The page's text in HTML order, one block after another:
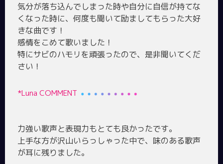
気分が落ち込んでしまった時や自分に自信が持てな
くなった時に、何度も聞いて励ましてもらった大好
きな曲です！
感情をこめて歌いました！
特にサビのハモリを頑張ったので、是非聞いてくだ
*Luna COMMENT
力強い歌声と表現力もとても良かったです。
上手な方が沢山いらっしゃった中で、味のある歌声